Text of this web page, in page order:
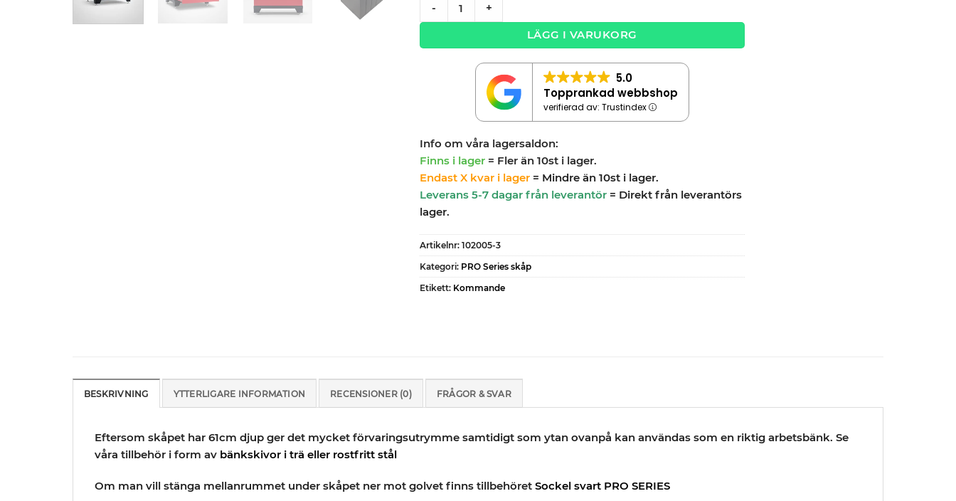
- +
LÄGG I VARUKORG
5.0
Topprankad webbshop
verifierad av: Trustindex
Info om våra lagersaldon:
Finns i lager = Fler än 10st i lager.
Endast X kvar i lager = Mindre än 10st i lager.
Leverans 5-7 dagar från leverantör= Direkt från leverantörs
lager.
Artikelnr: 102005-3
Kategori: PRO Series skåp
Etikett: Kommande
BESKRIVNING YTTERLIGARE INFORMATION RECENSIONER (0) FRÅGOR & SVAR
Eftersom skåpet har 61cm djup ger det mycket förvaringsutrymme samtidigt som ytan ovanpå kan användas som en riktig arbetsbänk. Se
våra tillbehör i form av bänkskivor i trä eller rostfritt stål
Om man vill stänga mellanrummet under skåpet ner mot golvet finns tillbehöret Sockel svart PRO SERIES